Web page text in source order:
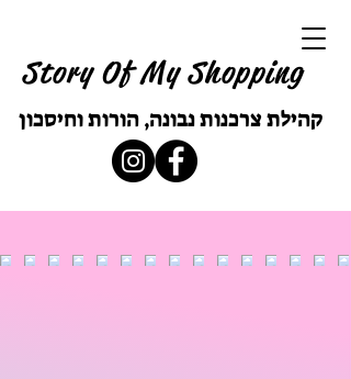
קהילת צרכנות נבונה, הורות וחיסכון
Story Of My Shopping